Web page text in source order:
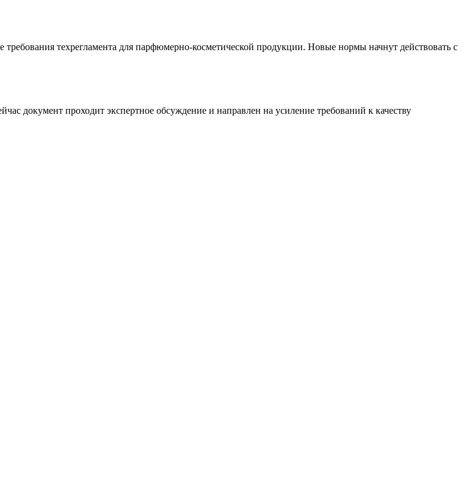
техрегламента для парфюмерно-косметической продукции. Новые нормы начнут действовать с
документ проходит экспертное обсуждение и направлен на усиление требований к качеству